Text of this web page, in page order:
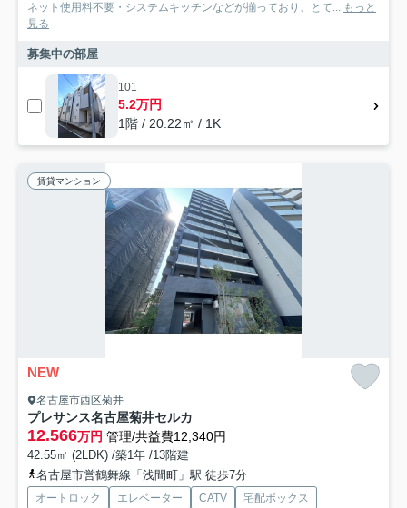
ネット使用料不要・システムキッチンなどが揃っており、とて... もっと
見る
募集中の部屋
101
5.2万円
1階 / 20.22㎡ / 1K
賃貸マンション
NEW
名古屋市西区菊井
プレサンス名古屋菊井セルカ
12.566万円 管理/共益費12,340円
42.55㎡ (2LDK) /築1年 /13階建
名古屋市営鶴舞線「浅間町」駅 徒歩7分
オートロック エレベーター CATV 宅配ボックス